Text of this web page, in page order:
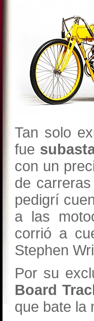
Tan solo
fue
con un
de
pedigrí
a las
corrió a
Stephen
Por su
Board
que bate la